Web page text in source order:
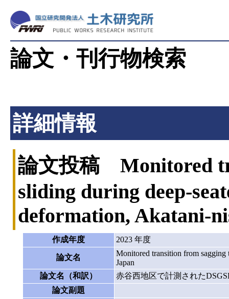
論文・刊行物検索
詳細情報
論文投稿 Monitored
sliding during deep-
deformation, Akatani-
作成年度 2023 年度
論文名
Monitored transition from sagging
Japan
論文名（和訳）
赤谷西地区で計測された
論文副題